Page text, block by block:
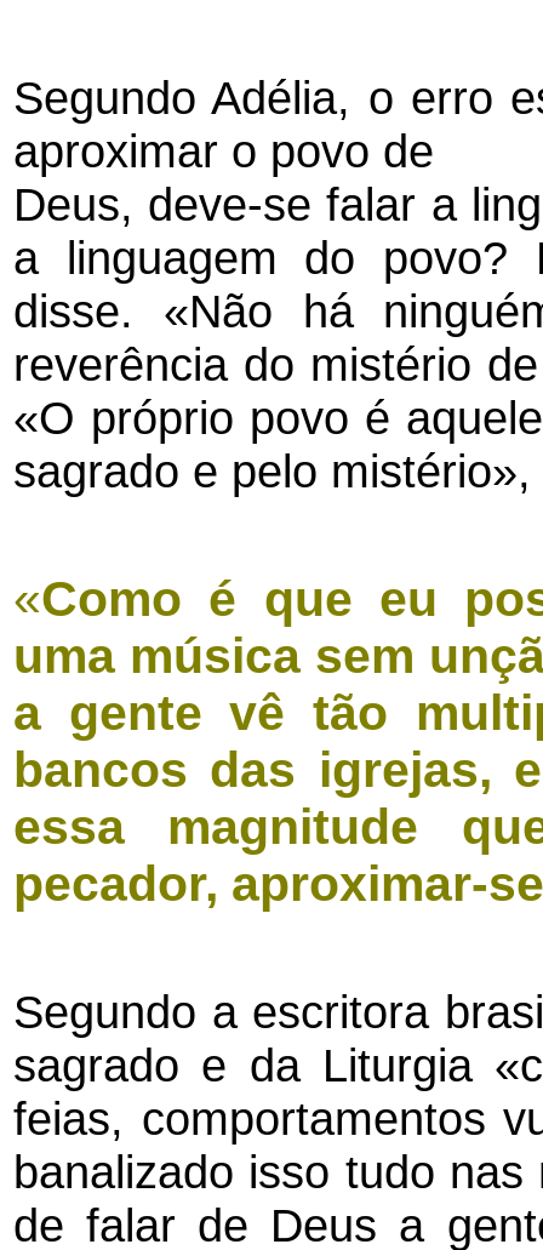
Segundo Adélia, o erro
aproximar o povo de
Deus, deve-se falar a
a linguagem do
disse. «Não há
reverência do mistério
«O próprio povo é
sagrado e pelo
«Como é que eu
uma música sem
a gente vê tão
bancos das igrejas,
essa magnitude
pecador, aproximar-
Segundo a escritora
sagrado e da Liturgia
feias, comportamentos
banalizado isso tudo
de falar de Deus a